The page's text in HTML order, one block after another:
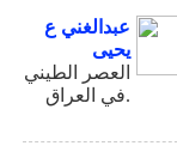
عبدالغني ع
يحيى
العصر الطيني
في العراق.